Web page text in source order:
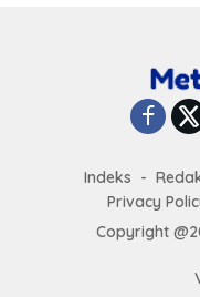
Indeks
Privacy
Copyright